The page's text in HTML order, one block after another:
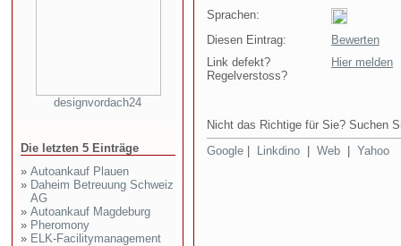
designvordach24
Die letzten 5 Einträge
» Autoankauf Plauen
» Daheim Betreuung Schweiz
AG
» Autoankauf Magdeburg
» Pheromony
» ELK-Facilitymanagement
Sprachen:
Diesen Eintrag:
Bewerten
Link defekt?
Regelverstoss?
Hier melden
Nicht das Richtige für Sie? Suchen
Google
Linkdino Web Yahoo